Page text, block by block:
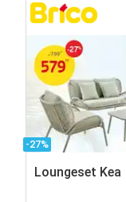
-27%
Loungeset Kea